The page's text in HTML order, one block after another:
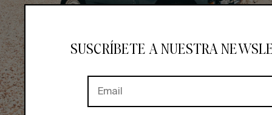
SUSCRÍBETE A NUESTRA